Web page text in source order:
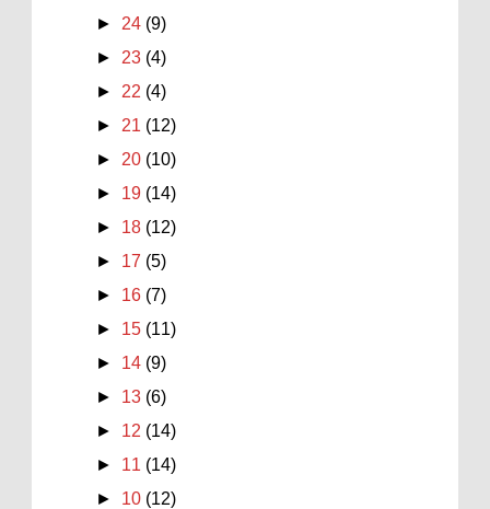
► 24 (9)
► 23 (4)
► 22 (4)
► 21 (12)
► 20 (10)
► 19 (14)
► 18 (12)
► 17 (5)
► 16 (7)
► 15 (11)
► 14 (9)
► 13 (6)
► 12 (14)
► 11 (14)
► 10 (12)